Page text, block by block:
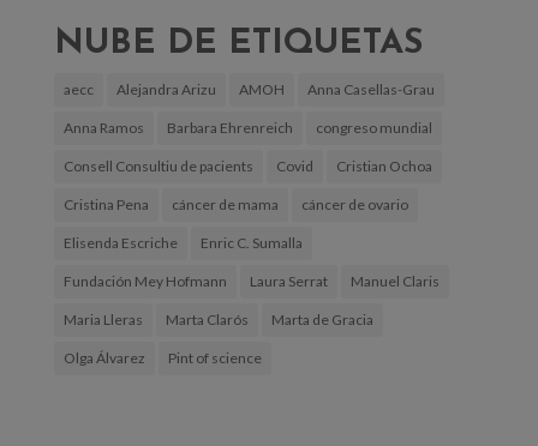
NUBE DE ETIQUETAS
aecc Alejandra Arizu AMOH Anna Casellas-Grau
Anna Ramos Barbara Ehrenreich congreso mundial
Consell Consultiu de pacients Covid Cristian Ochoa
Cristina Pena cáncer de mama cáncer de ovario
Elisenda Escriche Enric C. Sumalla
Fundación Mey Hofmann Laura Serrat Manuel Claris
Maria Lleras Marta Clarós Marta de Gracia
Olga Álvarez Pint of science